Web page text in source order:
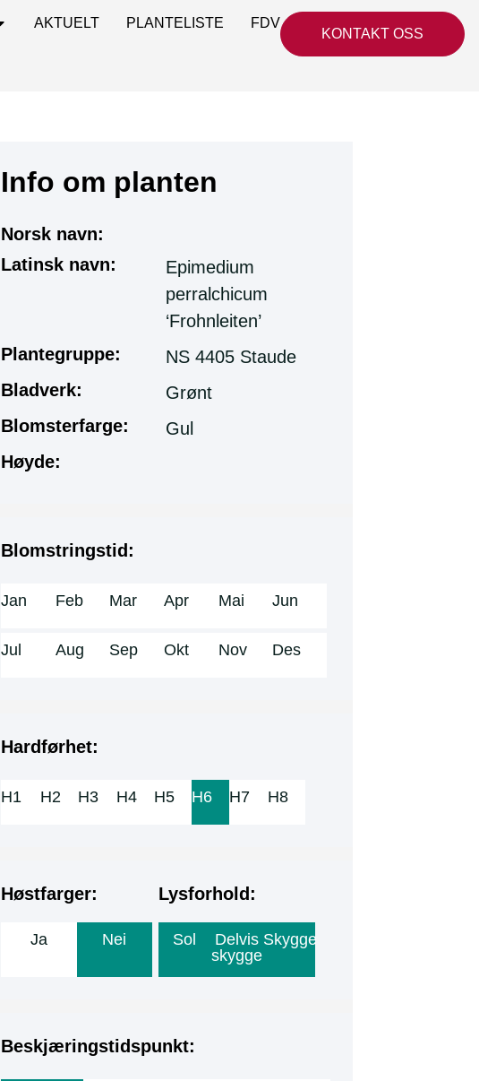
AKTUELT PLANTELISTE FDV
KONTAKT OSS
Info om planten
Norsk navn:
Latinsk navn:
Epimedium
perralchicum
‘Frohnleiten’
Plantegruppe:
NS 4405 Staude
Bladverk:
Grønt
Blomsterfarge:
Gul
Høyde:
Blomstringstid:
Jan Feb Mar Apr Mai Jun
Jul Aug Sep Okt Nov Des
Hardførhet:
H1 H2 H3 H4 H5 H6 H7 H8
Høstfarger:
Ja Nei
Lysforhold:
Sol
Delvis
skygge
Skygge
Beskjæringstidspunkt: